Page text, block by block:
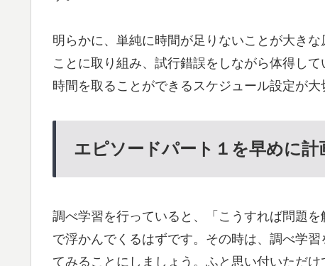
明らかに、単純に時間が足りないことが大き
ことに取り組み、試行錯誤をしながら体得し
時間を取ることができるスケジュール設定が大
エピソードパート１を早めに計
調べ学習を行っていると、「こうすれば問題
で浮かんでくるはずです。その時は、調べ学
てみることにしましょう。ふと思い付いただ